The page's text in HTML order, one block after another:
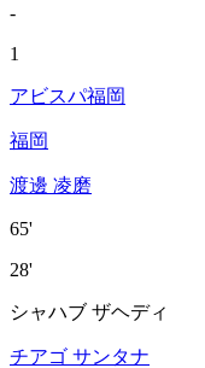
-
1
アビスパ福岡
福岡
渡邊 凌磨
65'
28'
シャハブ ザヘディ
チアゴ サンタナ